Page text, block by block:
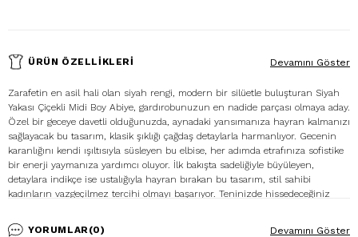
ÜRÜN ÖZELLIKLERI
Zarafetin en asil hali olan siyah rengi, modern bir silüetle buluşturan Siyah
Yakası Çiçekli Midi Boy Abiye, gardırobunuzun en nadide parçası olmaya aday.
Özel bir geceye davetli olduğunuzda, aynadaki yansımanıza hayran kalmanızı
sağlayacak bu tasarım, klasik şıklığı çağdaş detaylarla harmanlıyor. Gecenin
karanlığını kendi ışıltısıyla süsleyen bu elbise, her adımda etrafınıza sofistike
bir enerji yaymanıza yardımcı oluyor. İlk bakışta sadeliğiyle büyüleyen,
detaylara indikçe ise ustalığıyla hayran bırakan bu tasarım, stil sahibi
kadınların vazgeçilmez tercihi olmayı başarıyor. Teninizde hissedeceğiniz
zamanda kendinize olan güveninizin bir yansımasıdır.
Devamını Göster
YORUMLAR(0) Devamını Göster